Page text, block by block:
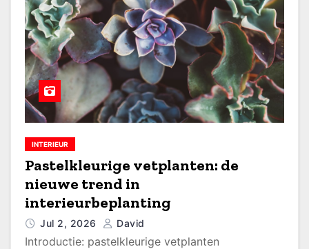
INTERIEUR
Pastelkleurige vetplanten: de
nieuwe trend in
interieurbeplanting
Jul 2, 2026 David
Introductie: pastelkleurige vetplanten